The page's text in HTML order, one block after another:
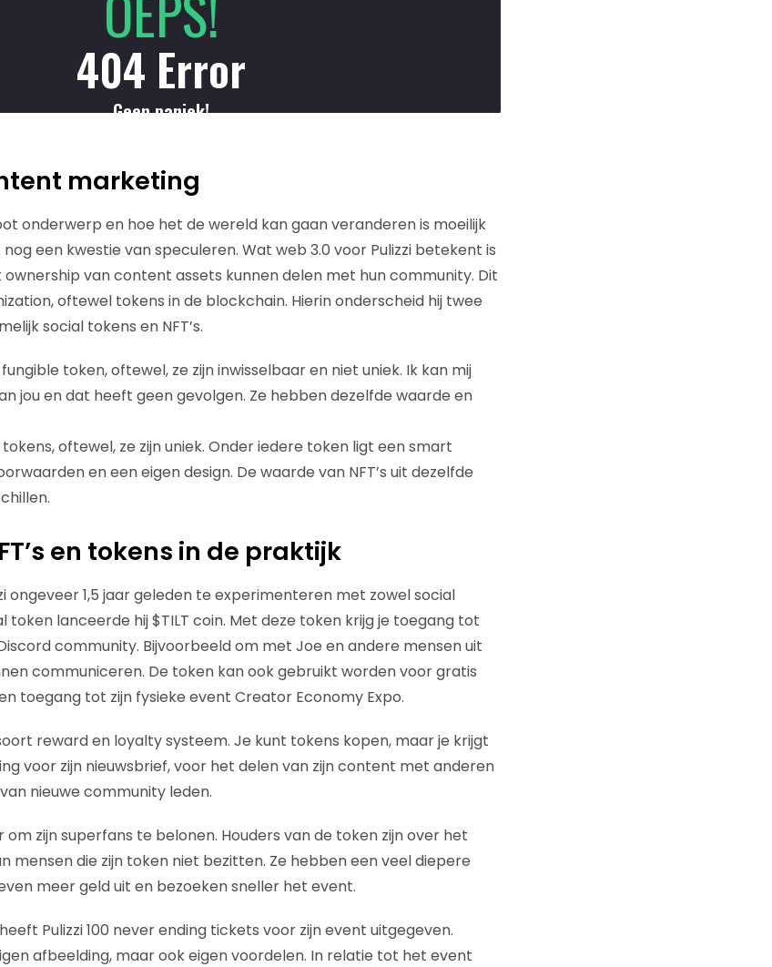
marketing
onderwerp en hoe het de wereld kan gaan veranderen is moeilijk
een kwestie van speculeren. Wat web 3.0 voor Pulizzi betekent is
van content assets kunnen delen met hun community. Dit
oftewel tokens in de blockchain. Hierin onderscheid hij twee
social tokens en NFT’s.
token, oftewel, ze zijn inwisselbaar en niet uniek. Ik kan mij
jou en dat heeft geen gevolgen. Ze hebben dezelfde waarde en
tokens, oftewel, ze zijn uniek. Onder iedere token ligt een smart
en een eigen design. De waarde van NFT’s uit dezelfde
en tokens in de praktijk
ongeveer 1,5 jaar geleden te experimenteren met zowel social
token lanceerde hij $TILT coin. Met deze token krijg je toegang tot
community. Bijvoorbeeld om met Joe en andere mensen uit
communiceren. De token kan ook gebruikt worden voor gratis
toegang tot zijn fysieke event Creator Economy Expo.
reward en loyalty systeem. Je kunt tokens kopen, maar je krijgt
voor zijn nieuwsbrief, voor het delen van zijn content met anderen
nieuwe community leden.
om zijn superfans te belonen. Houders van de token zijn over het
mensen die zijn token niet bezitten. Ze hebben een veel diepere
meer geld uit en bezoeken sneller het event.
Pulizzi 100 never ending tickets voor zijn event uitgegeven.
afbeelding, maar ook eigen voordelen. In relatie tot het event